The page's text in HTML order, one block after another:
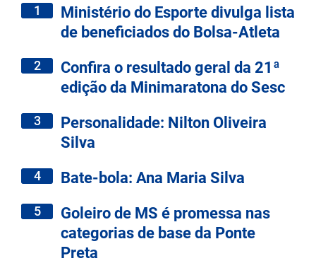
1
Ministério do Esporte divulga lista
de beneficiados do Bolsa-Atleta
2
Confira o resultado geral da 21ª
edição da Minimaratona do Sesc
3
Personalidade: Nilton Oliveira
Silva
4 Bate-bola: Ana Maria Silva
5
Goleiro de MS é promessa nas
categorias de base da Ponte
Preta